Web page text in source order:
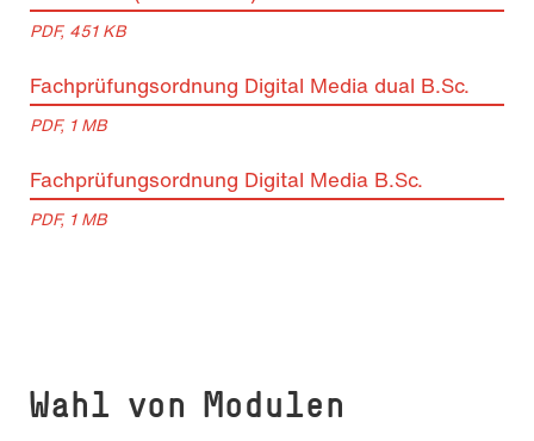
PDF, 451 KB
Fachprüfungsordnung Digital Media dual B.Sc.
PDF, 1 MB
Fachprüfungsordnung Digital Media B.Sc.
PDF, 1 MB
Wahl von Modulen